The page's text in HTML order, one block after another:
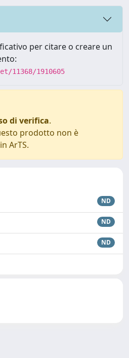
per citare o creare un
11368/1910605
di verifica.
prodotto non è
ArTS.
ND
ND
ND